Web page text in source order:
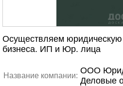
Осуществляем
бизнеса. ИП и Юр. лица
Название компании:
ООО
Деловые